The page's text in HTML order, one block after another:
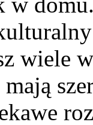
wiele